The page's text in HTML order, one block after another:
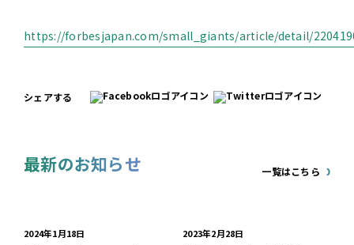
https://forbesjapan.com/small_giants/article/detail/
シェアする
最新のお知らせ 一覧はこちら
2024年1月18日 2023年2月28日